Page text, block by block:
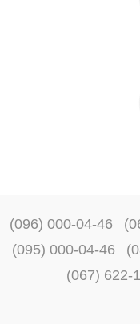
(096) 000-04-46
(095) 000-04-46
(067) 622-